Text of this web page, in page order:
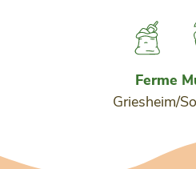
Ferme
Griesheim/